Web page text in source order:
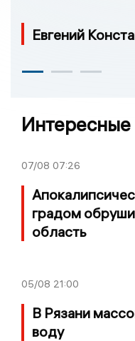
Евгений
Интересные
07/08 07:26
градом
область
05/08 21:00
В Рязани
воду